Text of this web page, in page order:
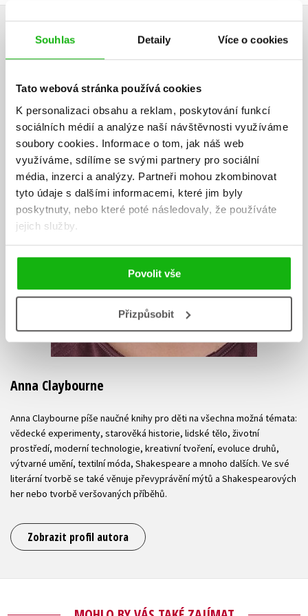
Souhlas Detaily Více o cookies
Tato webová stránka používá cookies
K personalizaci obsahu a reklam, poskytování funkcí
sociálních médií a analýze naší návštěvnosti využíváme
soubory cookies. Informace o tom, jak náš web
využíváme, sdílíme se svými partnery pro sociální
média, inzerci a analýzy. Partneři mohou zkombinovat
tyto údaje s dalšími informacemi, které jim byly
poskytnuty, nebo které poté následovaly, že používáte
jejich služby.
Povolit vše
Přizpůsobit
AUTOR KNIHY
Anna Claybourne
Anna Claybourne píše naučné knihy pro děti na všechna možná témata:
vědecké experimenty, starověká historie, lidské tělo, životní
prostředí, moderní technologie, kreativní tvoření, evoluce druhů,
výtvarné umění, textilní móda, Shakespeare a mnoho dalších. Ve své
literární tvorbě se také věnuje převyprávění mýtů a Shakespearových
her nebo tvorbě veršovaných příběhů.
Zobrazit profil autora